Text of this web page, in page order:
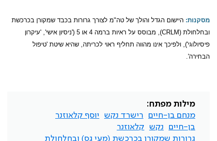
מסקנות: היישום הגדל והולך של טה"מ לצורך גרורות בכבד שמקורן בכרכשת
ובחלחולת (CRLM) , מבוסס על ראיות ברמה 4 או
5 ('ניסיון אישי', 'עיקרון
פיסיולוגי'), ולפיכך אינו מהווה תחליף ראוי לכריתה, שהיא שיטת 'טיפול
הבחירה'.
מילות מפתח:
מנחם בן-חיים
רישרד נקש
יוסף קלאוזנר
בן-חיים
נקש
קלאוזנר
גרורות שמקורן בכרכשת (מעי גס) ובחלחולת